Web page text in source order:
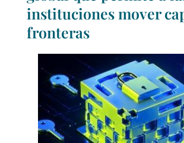
instituciones mover
fronteras